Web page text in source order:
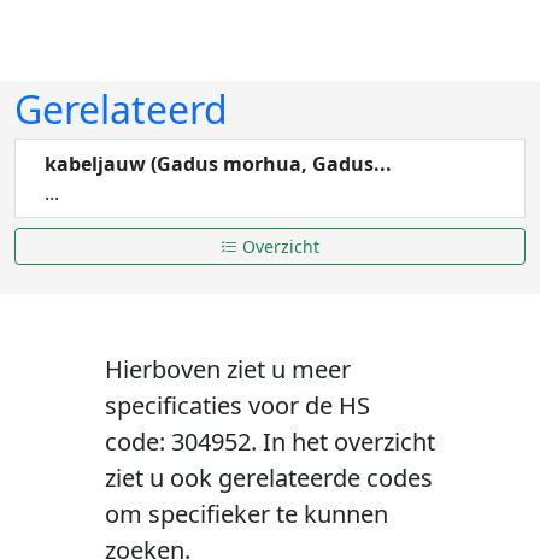
Gerelateerd
kabeljauw (Gadus morhua, Gadus...
...
Overzicht
Hierboven ziet u meer
specificaties voor de HS
code: 304952. In het overzicht
ziet u ook gerelateerde codes
om specifieker te kunnen
zoeken.